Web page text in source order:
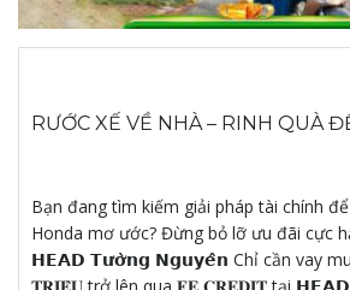
RƯỚC XẾ VỀ NHÀ – RINH QUÀ
Bạn đang tìm kiếm giải pháp tài chính
Honda mơ ước? Đừng bỏ lỡ ưu đãi cực
𝗛𝗘𝗔𝗗 𝗧𝘂̛𝗼̛̀𝗻𝗴 𝗡𝗴𝘂𝘆𝗲̂𝗻 Chỉ cần vay